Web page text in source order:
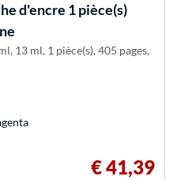
d'encre 1 pièce(s)
13 ml, 1 pièce(s), 405 pages,
€ 41,39